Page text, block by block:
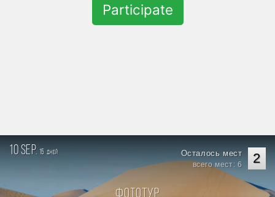
Participate
10 sep. 15 дней 2
Осталось мест
всего мест: 6
Фототур